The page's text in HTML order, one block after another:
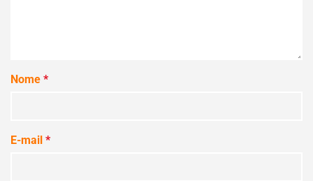
Nome *
E-mail *